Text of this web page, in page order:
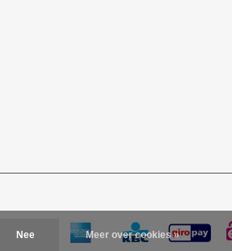
Nee Meer over cookies »